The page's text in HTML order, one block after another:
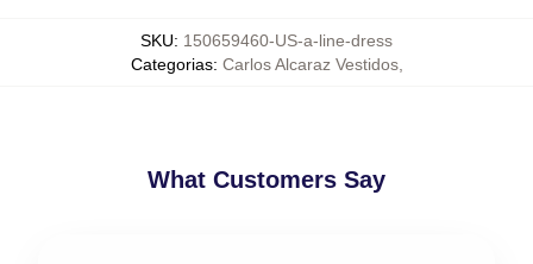
SKU: 150659460-US-a-line-dress
Categorias: Carlos Alcaraz Vestidos,
What Customers Say